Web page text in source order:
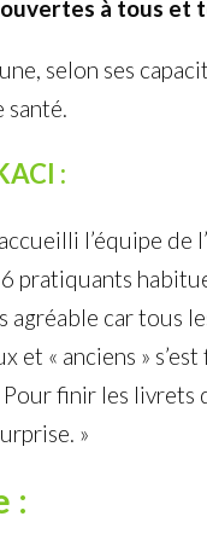
ouvertes à tous et
selon ses
santé.
:
l’équipe de
pratiquants
agréable car tous
et « anciens »
finir les
»
: